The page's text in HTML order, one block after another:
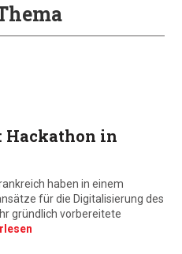
Hackathon in
haben in einem
für die Digitalisierung des
gründlich vorbereitete